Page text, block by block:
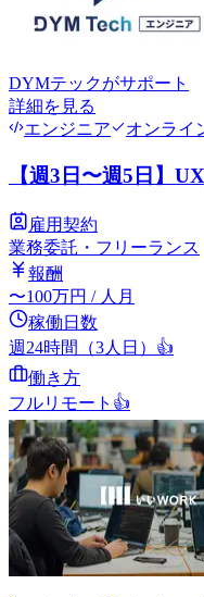
DYMテックがサポート
詳細を見る
エンジニア
オンライ
【週3日〜週5日】
雇用契約
業務委託・フリーランス
報酬
〜100万円 / 人月
稼働日数
週24時間（3人日） 👍
働き方
フルリモート 👍